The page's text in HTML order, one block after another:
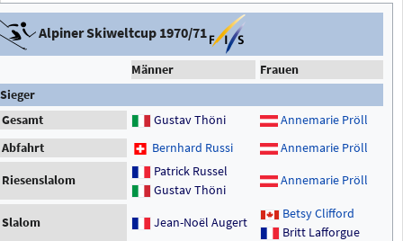
Alpiner Skiweltcup 1970/71
Männer
Frauen
Sieger
Gesamt
Gustav Thöni
Annemarie Pröll
Abfahrt
Bernhard Russi Annemarie Pröll
Riesenslalom
Patrick Russel
Gustav Thöni
Annemarie Pröll
Slalom Jean-Noël Augert
Betsy Clifford
Britt Lafforgue